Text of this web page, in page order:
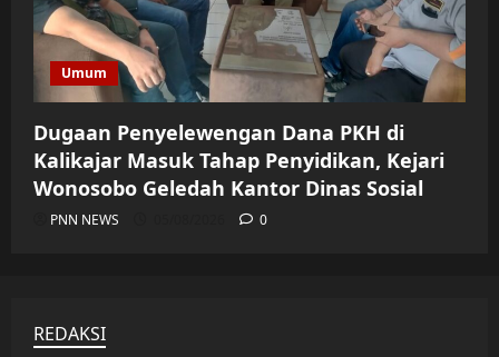
Umum
Dugaan Penyelewengan Dana PKH di
Kalikajar Masuk Tahap Penyidikan, Kejari
Wonosobo Geledah Kantor Dinas Sosial
PNN NEWS 0
REDAKSI